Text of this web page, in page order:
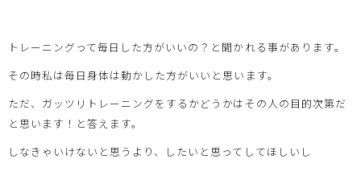
トレーニングって毎日した方がいいの？と聞かれる事があります。
その時私は毎日身体は動かした方がいいと思います。
ただ、ガッツリトレーニングをするかどうかはその人の目的次第だ
と思います！と答えます。
しなきゃいけないと思うより、したいと思ってしてほしいし